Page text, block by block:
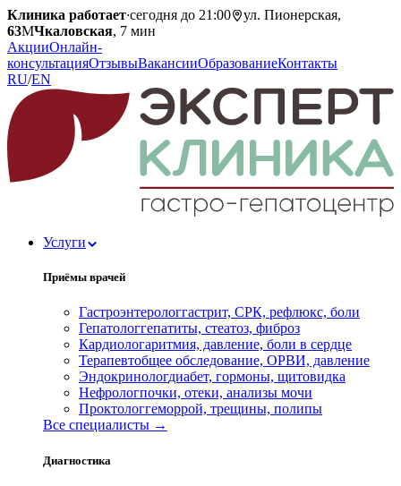
Клиника работает·сегодня до 21:00
ул. Пионерская,
63МЧкаловская, 7 мин
АкцииОнлайн-
консультацияОтзывыВакансииОбразованиеКонтакты
RU/EN
Услуги
Приёмы врачей
Гастроэнтерологгастрит, СРК, рефлюкс, боли
Гепатологгепатиты, стеатоз, фиброз
Кардиологаритмия, давление, боли в сердце
Терапевтобщее обследование, ОРВИ, давление
Эндокринологдиабет, гормоны, щитовидка
Нефрологпочки, отеки, анализы мочи
Проктологгеморрой, трещины, полипы
Все специалисты →
Диагностика